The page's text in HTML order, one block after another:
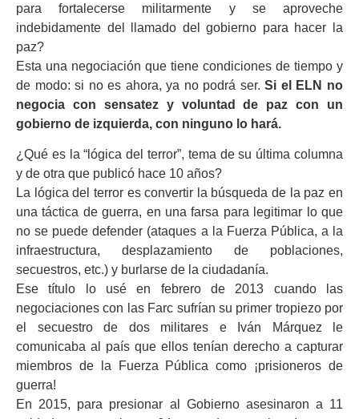
para fortalecerse militarmente y se aproveche
indebidamente del llamado del gobierno para hacer la
paz?
Esta una negociación que tiene condiciones de tiempo y
de modo: si no es ahora, ya no podrá ser.Si el ELN no
negocia con sensatez y voluntad de paz con un
gobierno de izquierda, con ninguno lo hará.
¿Qué es la “lógica del terror”, tema de su última columna
y de otra que publicó hace 10 años?
La lógica del terror es convertir la búsqueda de la paz en
una táctica de guerra, en una farsa para legitimar lo que
no se puede defender (ataques a la Fuerza Pública, a la
infraestructura, desplazamiento de poblaciones,
secuestros, etc.) y burlarse de la ciudadanía.
Ese título lo usé en febrero de 2013 cuando las
negociaciones con las Farc sufrían su primer tropiezo por
el secuestro de dos militares e Iván Márquez le
comunicaba al país que ellos tenían derecho a capturar
miembros de la Fuerza Pública como ¡prisioneros de
guerra!
En 2015, para presionar al Gobierno asesinaron a 11